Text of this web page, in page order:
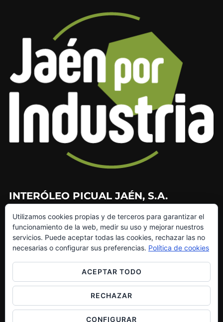
INTERÓLEO PICUAL JAÉN, S.A.
953 226 010
953 272 499
info@interoleo.com
canaldedenuncias@interoleo.com
Copyright © 2026 Grupo Interóleo
Utilizamos cookies propias y de terceros para garantizar el
funcionamiento de la web, medir su uso y mejorar nuestros
servicios. Puede aceptar todas las cookies, rechazar las no
necesarias o configurar sus preferencias. Política de cookies
ACEPTAR TODO
RECHAZAR
CONFIGURAR